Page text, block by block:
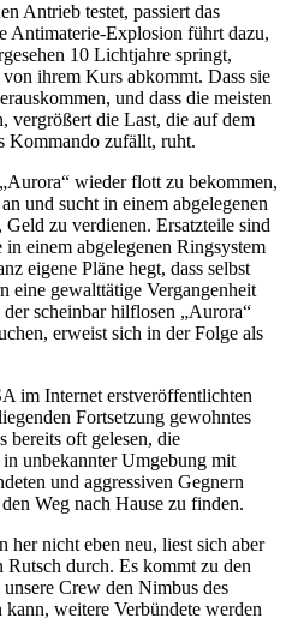
Antrieb testet, passiert das
Antimaterie-Explosion führt dazu,
10 Lichtjahre springt,
ihrem Kurs abkommt. Dass sie
und dass die meisten
vergrößert die Last, die auf dem
Kommando zufällt, ruht.
wieder flott zu bekommen,
und sucht in einem abgelegenen
zu verdienen. Ersatzteile sind
in einem abgelegenen Ringsystem
eigene Pläne hegt, dass selbst
eine gewalttätige Vergangenheit
scheinbar hilflosen „Aurora“
erweist sich in der Folge als
im Internet erstveröffentlichten
Fortsetzung gewohntes
bereits oft gelesen, die
unbekannter Umgebung mit
und aggressiven Gegnern
Weg nach Hause zu finden.
her nicht eben neu, liest sich aber
Rutsch durch. Es kommt zu den
Crew den Nimbus des
weitere Verbündete werden